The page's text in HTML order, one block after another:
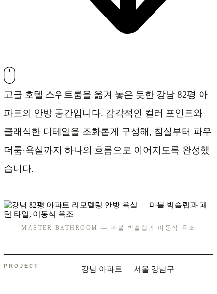
고급 호텔 스위트룸을 옮겨 놓은 듯한 강남 82평 아
파트의 안방 공간입니다. 감각적인 컬러 포인트와
클래식한 디테일을 조화롭게 구성해, 침실부터 파우
더룸·욕실까지 하나의 흐름으로 이어지도록 완성했
습니다.
MASTER BATHROOM — 마블 빅슬랩과 이동식 욕조
PROJECT 강남 아파트 — 서울 강남구